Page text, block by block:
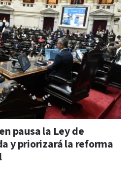
pausa la Ley de
y priorizará la reforma